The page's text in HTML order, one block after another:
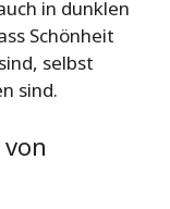
in dunklen
Schönheit
selbst
sind.